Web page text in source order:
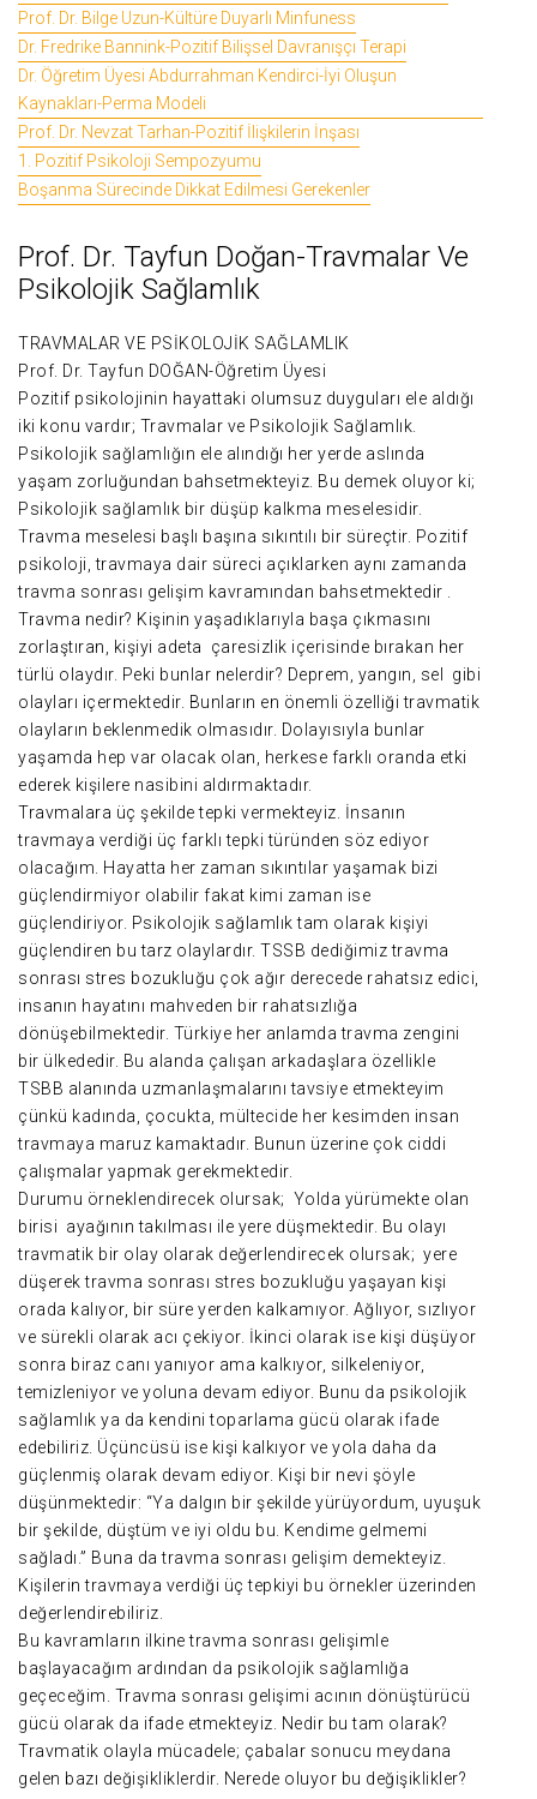
Prof. Dr. Bilge Uzun-Kültüre Duyarlı Minfuness
Dr. Fredrike Bannink-Pozitif Bilişsel Davranışçı Terapi
Dr. Öğretim Üyesi Abdurrahman Kendirci-İyi Oluşun
Kaynakları-Perma Modeli
Prof. Dr. Nevzat Tarhan-Pozitif İlişkilerin İnşası
1. Pozitif Psikoloji Sempozyumu
Boşanma Sürecinde Dikkat Edilmesi Gerekenler
Prof. Dr. Tayfun Doğan-Travmalar Ve
Psikolojik Sağlamlık
TRAVMALAR VE PSİKOLOJİK SAĞLAMLIK
Prof. Dr. Tayfun DOĞAN-Öğretim Üyesi
Pozitif psikolojinin hayattaki olumsuz duyguları ele aldığı
iki konu vardır; Travmalar ve Psikolojik Sağlamlık.
Psikolojik sağlamlığın ele alındığı her yerde aslında
yaşam zorluğundan bahsetmekteyiz. Bu demek oluyor ki;
Psikolojik sağlamlık bir düşüp kalkma meselesidir.
Travma meselesi başlı başına sıkıntılı bir süreçtir. Pozitif
psikoloji, travmaya dair süreci açıklarken aynı zamanda
travma sonrası gelişim kavramından bahsetmektedir .
Travma nedir? Kişinin yaşadıklarıyla başa çıkmasını
zorlaştıran, kişiyi adeta çaresizlik içerisinde bırakan her
türlü olaydır. Peki bunlar nelerdir? Deprem, yangın, sel gibi
olayları içermektedir. Bunların en önemli özelliği travmatik
olayların beklenmedik olmasıdır. Dolayısıyla bunlar
yaşamda hep var olacak olan, herkese farklı oranda etki
ederek kişilere nasibini aldırmaktadır.
Travmalara üç şekilde tepki vermekteyiz. İnsanın
travmaya verdiği üç farklı tepki türünden söz ediyor
olacağım. Hayatta her zaman sıkıntılar yaşamak bizi
güçlendirmiyor olabilir fakat kimi zaman ise
güçlendiriyor. Psikolojik sağlamlık tam olarak kişiyi
güçlendiren bu tarz olaylardır. TSSB dediğimiz travma
sonrası stres bozukluğu çok ağır derecede rahatsız edici,
insanın hayatını mahveden bir rahatsızlığa
dönüşebilmektedir. Türkiye her anlamda travma zengini
bir ülkededir. Bu alanda çalışan arkadaşlara özellikle
TSBB alanında uzmanlaşmalarını tavsiye etmekteyim
çünkü kadında, çocukta, mültecide her kesimden insan
travmaya maruz kamaktadır. Bunun üzerine çok ciddi
çalışmalar yapmak gerekmektedir.
Durumu örneklendirecek olursak; Yolda yürümekte olan
birisi ayağının takılması ile yere düşmektedir. Bu olayı
travmatik bir olay olarak değerlendirecek olursak; yere
düşerek travma sonrası stres bozukluğu yaşayan kişi
orada kalıyor, bir süre yerden kalkamıyor. Ağlıyor, sızlıyor
ve sürekli olarak acı çekiyor. İkinci olarak ise kişi düşüyor
sonra biraz canı yanıyor ama kalkıyor, silkeleniyor,
temizleniyor ve yoluna devam ediyor. Bunu da psikolojik
sağlamlık ya da kendini toparlama gücü olarak ifade
edebiliriz. Üçüncüsü ise kişi kalkıyor ve yola daha da
güçlenmiş olarak devam ediyor. Kişi bir nevi şöyle
düşünmektedir: “Ya dalgın bir şekilde yürüyordum, uyuşuk
bir şekilde, düştüm ve iyi oldu bu. Kendime gelmemi
sağladı.” Buna da travma sonrası gelişim demekteyiz.
Kişilerin travmaya verdiği üç tepkiyi bu örnekler üzerinden
değerlendirebiliriz.
Bu kavramların ilkine travma sonrası gelişimle
başlayacağım ardından da psikolojik sağlamlığa
geçeceğim. Travma sonrası gelişimi acının dönüştürücü
gücü olarak da ifade etmekteyiz. Nedir bu tam olarak?
Travmatik olayla mücadele; çabalar sonucu meydana
gelen bazı değişikliklerdir. Nerede oluyor bu değişiklikler?